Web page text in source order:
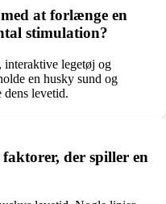
at forlænge en
stimulation?
legetøj og
en husky sund og
levetid.
der spiller en